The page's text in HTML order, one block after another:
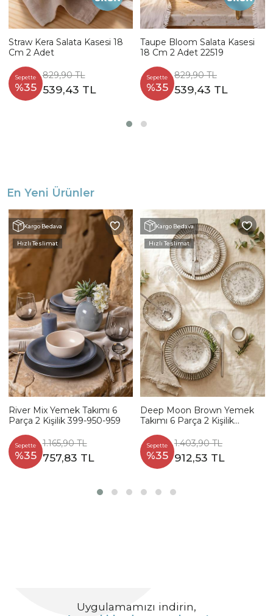
Straw Kera Salata Kasesi 18
Cm 2 Adet
Sepette
%35
829,90 TL
539,43 TL
Taupe Bloom Salata Kasesi
18 Cm 2 Adet 22519
Sepette
%35
829,90 TL
539,43 TL
En Yeni Ürünler
Kargo Bedava
Hızlı Teslimat
River Mix Yemek Takımı 6
Parça 2 Kişilik 399-950-959
Sepette
%35
1.165,90 TL
757,83 TL
Kargo Bedava
Hızlı Teslimat
Deep Moon Brown Yemek
Takımı 6 Parça 2 Kişilik
Sepette
%35
1.403,90 TL
912,53 TL
Uygulamamızı indirin,